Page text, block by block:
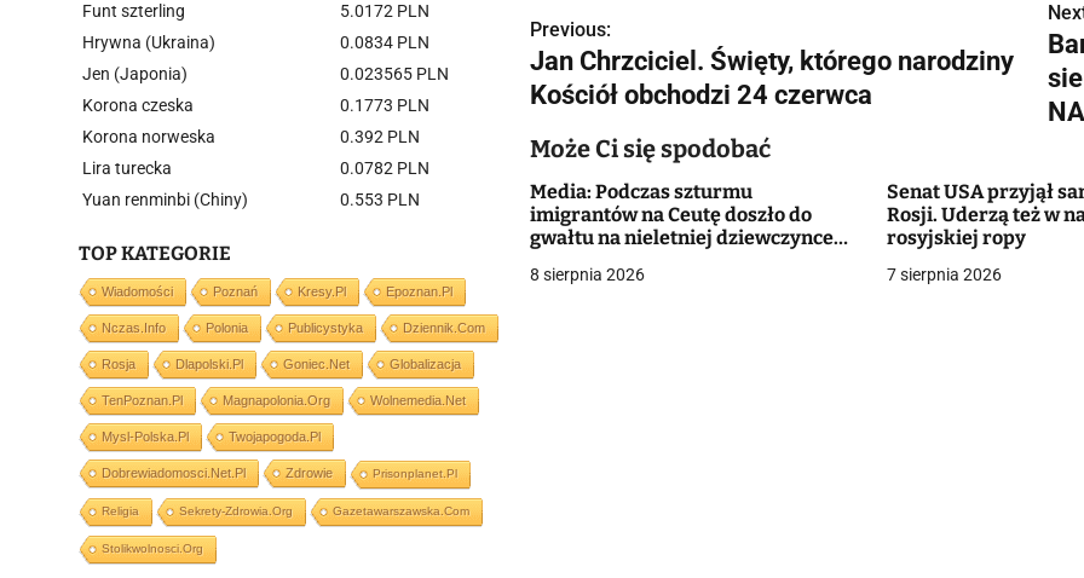
N
a
w
i
g
a
Previous:
Jan Chrzciciel. Święty, którego narodziny
Kościół obchodzi 24 czerwca
Może Ci się spodobać
Media: Podczas szturmu
imigrantów na Ceutę doszło do
gwałtu na nieletniej dziewczynce.
8 sierpnia 2026
Senat USA przyjął
Rosji. Uderzą też w
rosyjskiej ropy
7 sierpnia 2026
Funt szterling
5.0172 PLN
Hrywna (Ukraina)
0.0834 PLN
Jen (Japonia)
0.023565 PLN
Korona czeska
0.1773 PLN
Korona norweska
0.392 PLN
Lira turecka
0.0782 PLN
Yuan renminbi (Chiny)
0.553 PLN
TOP KATEGORIE
Wiadomości Poznań Kresy.pl Epoznan.pl
Nczas.info Polonia Publicystyka Dziennik.com
Rosja Dlapolski.pl Goniec.net Globalizacja
TenPoznan.pl Magnapolonia.org Wolnemedia.net
Mysl-Polska.pl Twojapogoda.pl
Dobrewiadomosci.net.pl Zdrowie Prisonplanet.pl
Religia Sekrety-Zdrowia.org Gazetawarszawska.com
Stolikwolnosci.org